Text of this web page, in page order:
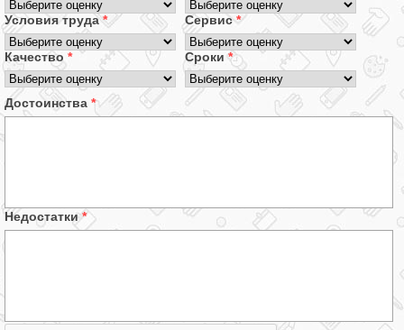
Условия труда * Сервис*
Качество * Сроки*
Достоинства *
Недостатки*